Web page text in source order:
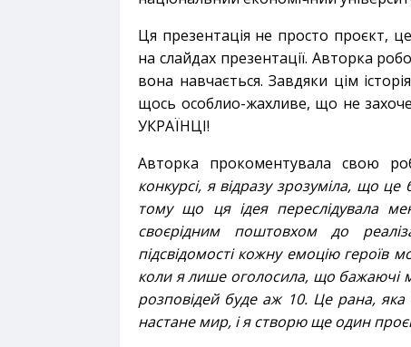
Ця презентація не просто проєкт,
на слайдах презентації. Авторка
вона навчається. Завдяки цім
щось особлио-жахливе, що не
УКРАЇНЦІ!
Авторка прокоментувала свою
конкурсі, я відразу зрозуміла, що
тому що ця ідея переслідувала
своєрідним поштовхом до
підсвідомості кожну емоцію героїв
коли я лише оголосила, що бажаючі
розповідей буде аж 10. Це рана,
настане мир, і я створю ще один